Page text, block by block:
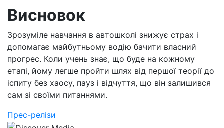
Висновок
Зрозуміле навчання в автошколі знижує страх і
допомагає майбутньому водію бачити власний
прогрес. Коли учень знає, що буде на кожному
етапі, йому легше пройти шлях від першої теорії до
іспиту без хаосу, пауз і відчуття, що він залишився
сам зі своїми питаннями.
Прес-релізи